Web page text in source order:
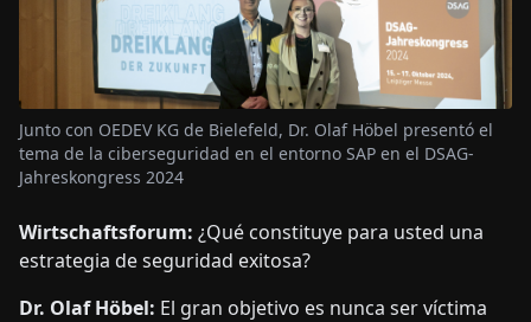
Junto con OEDEV KG de Bielefeld, Dr. Olaf Höbel presentó el
tema de la ciberseguridad en el entorno SAP en el DSAG-
Jahreskongress 2024
Wirtschaftsforum: ¿Qué constituye para usted una
estrategia de seguridad exitosa?
Dr. Olaf Höbel: El gran objetivo es nunca ser víctima